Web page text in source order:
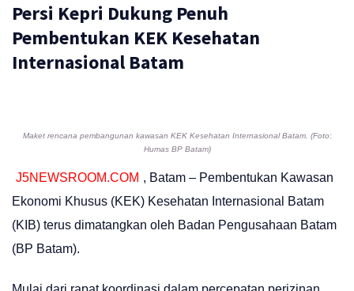
Persi Kepri Dukung Penuh
Pembentukan KEK Kesehatan
Internasional Batam
Maket rencana pembangunan kawasan KEK Kesehatan Internasional Batam. (Foto:
Humas BP Batam)
J5NEWSROOM.COM , Batam – Pembentukan Kawasan
Ekonomi Khusus (KEK) Kesehatan Internasional Batam
(KIB) terus dimatangkan oleh Badan Pengusahaan Batam
(BP Batam).